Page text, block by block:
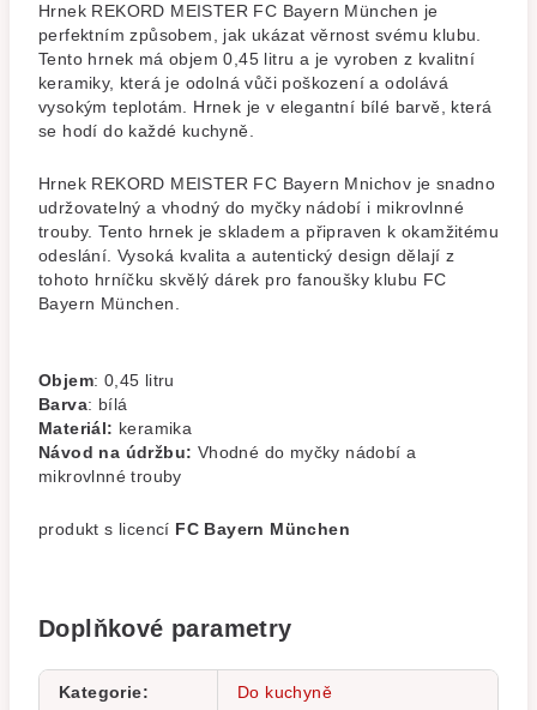
Hrnek REKORD MEISTER FC Bayern München je
perfektním způsobem, jak ukázat věrnost svému klubu.
Tento hrnek má objem 0,45 litru a je vyroben z kvalitní
keramiky, která je odolná vůči poškození a odolává
vysokým teplotám. Hrnek je v elegantní bílé barvě, která
se hodí do každé kuchyně.
Hrnek REKORD MEISTER FC Bayern Mnichov je snadno
udržovatelný a vhodný do myčky nádobí i mikrovlnné
trouby. Tento hrnek je skladem a připraven k okamžitému
odeslání. Vysoká kvalita a autentický design dělají z
tohoto hrníčku skvělý dárek pro fanoušky klubu FC
Bayern München.
Objem: 0,45 litru
Barva: bílá
Materiál: keramika
Návod na údržbu: Vhodné do myčky nádobí a
mikrovlnné trouby
produkt s licencí FC Bayern München
Doplňkové parametry
Kategorie: Do kuchyně